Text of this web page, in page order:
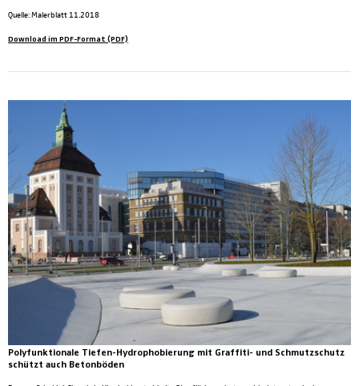
Quelle: Malerblatt 11.2018
Download im PDF-Format (PDF)
Polyfunktionale Tiefen-Hydrophobierung mit Graffiti- und Schmutzschutz
schützt auch Betonböden